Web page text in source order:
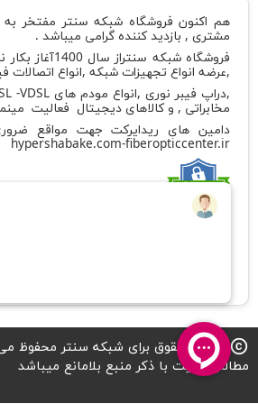
هم اکنون فروشگاه شبکه سنتر مفتخر به
مشتری , بازدید کننده گرامی میباشد .
فروشگاه شبکه
,عرضه انواع تجهیزات شبکه ,انواع اتصالات
مخابراتی , و کالاهای دیجیتال فعالیت
دامین های ریدایرکت جهت مواقع
hypershabake.com-fiberopticcenter.ir
copyrightتمامی حقوق برای شبکه سنتر محفوظ
مطالب سایت با ذکر منبع بلامانع میباشد